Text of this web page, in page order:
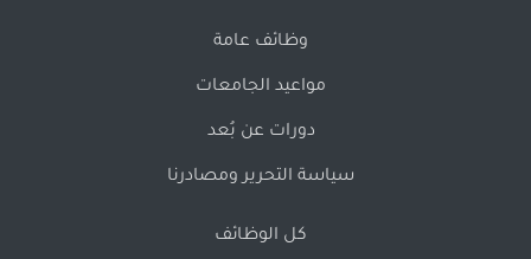
وظائف عامة
مواعيد الجامعات
دورات عن بُعد
سياسة التحرير ومصادرنا
كل الوظائف